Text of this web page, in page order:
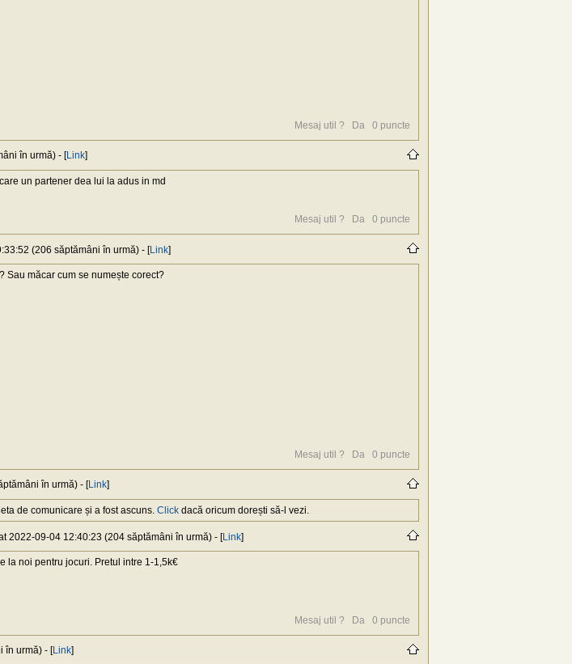
Mesaj util ? Da 0 puncte
în urmă) - [Link]
un partener dea lui la adus in md
Mesaj util ? Da 0 puncte
(206 săptămâni în urmă) - [Link]
? Sau măcar cum se numește corect?
Mesaj util ? Da 0 puncte
în urmă) - [Link]
de comunicare și a fost ascuns. Click dacă oricum dorești să-l vezi.
2022-09-04 12:40:23 (204 săptămâni în urmă) - [Link]
la noi pentru jocuri. Pretul intre 1-1,5k€
Mesaj util ? Da 0 puncte
în urmă) - [Link]